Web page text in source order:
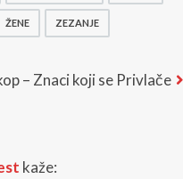
ŽENE ZEZANJE
– Znaci koji se Privlače
kaže: